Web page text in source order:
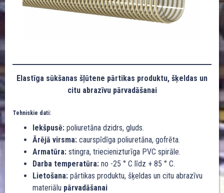
Elastīga sūkšanas šļūtene pārtikas produktu, šķeldas un
citu abrazīvu pārvadāšanai
Tehniskie dati:
Iekšpusē: poliuretāna dzidrs, gluds.
Ārējā virsma: caurspīdīga poliuretāna, gofrēta.
Armatūra: stingra, triecienizturīga PVC spirāle.
Darba temperatūra: no -25 ° C līdz + 85 ° C.
Lietošana: pārtikas produktu, šķeldas un citu abrazīvu
materiālu pārvadāšanai